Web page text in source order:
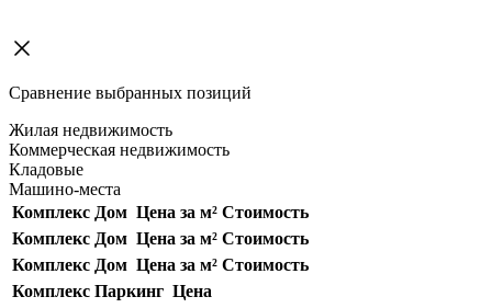
Сравнение выбранных позиций
Жилая недвижимость
Коммерческая недвижимость
Кладовые
Машино-места
Комплекс Дом Цена за м² Стоимость
Комплекс Дом Цена за м² Стоимость
Комплекс Дом Цена за м² Стоимость
Комплекс Паркинг Цена